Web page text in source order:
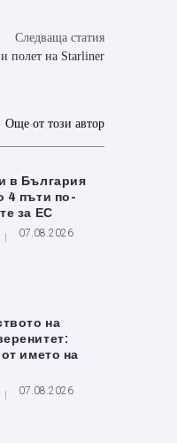
Следваща статия
полет на Starliner
Още от този автор
в България
4 пъти по-
за ЕС
07.08.2026
на
името на
07.08.2026